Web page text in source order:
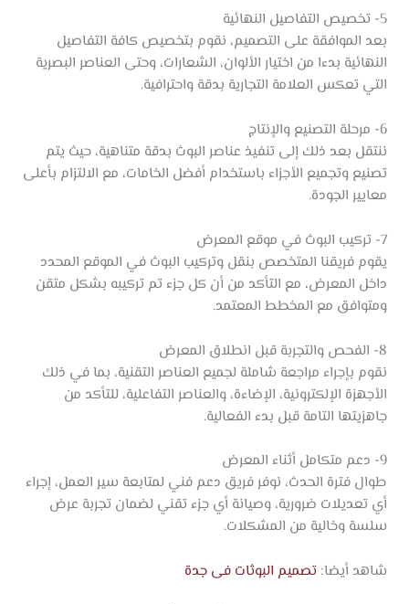
5- تخصيص التفاصيل النهائية
بعد الموافقة على التصميم، نقوم بتخصيص كافة التفاصيل
النهائية بدءا من اختيار الألوان، الشعارات، وحتى العناصر البصرية
التي تعكس العلامة التجارية بدقة واحترافية.
6- مرحلة التصنيع والإنتاج
ننتقل بعد ذلك إلى تنفيذ عناصر البوث بدقة متناهية، حيث يتم
تصنيع وتجميع الأجزاء باستخدام أفضل الخامات، مع الالتزام بأعلى
معايير الجودة.
7- تركيب البوث في موقع المعرض
يقوم فريقنا المتخصص بنقل وتركيب البوث في الموقع المحدد
داخل المعرض، مع التأكد من أن كل جزء تم تركيبه بشكل متقن
ومتوافق مع المخطط المعتمد.
8- الفحص والتجربة قبل انطلاق المعرض
نقوم بإجراء مراجعة شاملة لجميع العناصر التقنية، بما في ذلك
الأجهزة الإلكترونية، الإضاءة، والعناصر التفاعلية، للتأكد من
جاهزيتها التامة قبل بدء الفعالية.
9- دعم متكامل أثناء المعرض
طوال فترة الحدث، نوفر فريق دعم فني لمتابعة سير العمل، إجراء
أي تعديلات ضرورية، وصيانة أي جزء تقني لضمان تجربة عرض
سلسة وخالية من المشكلات.
شاهد أيضا: تصميم البوثات فى جدة